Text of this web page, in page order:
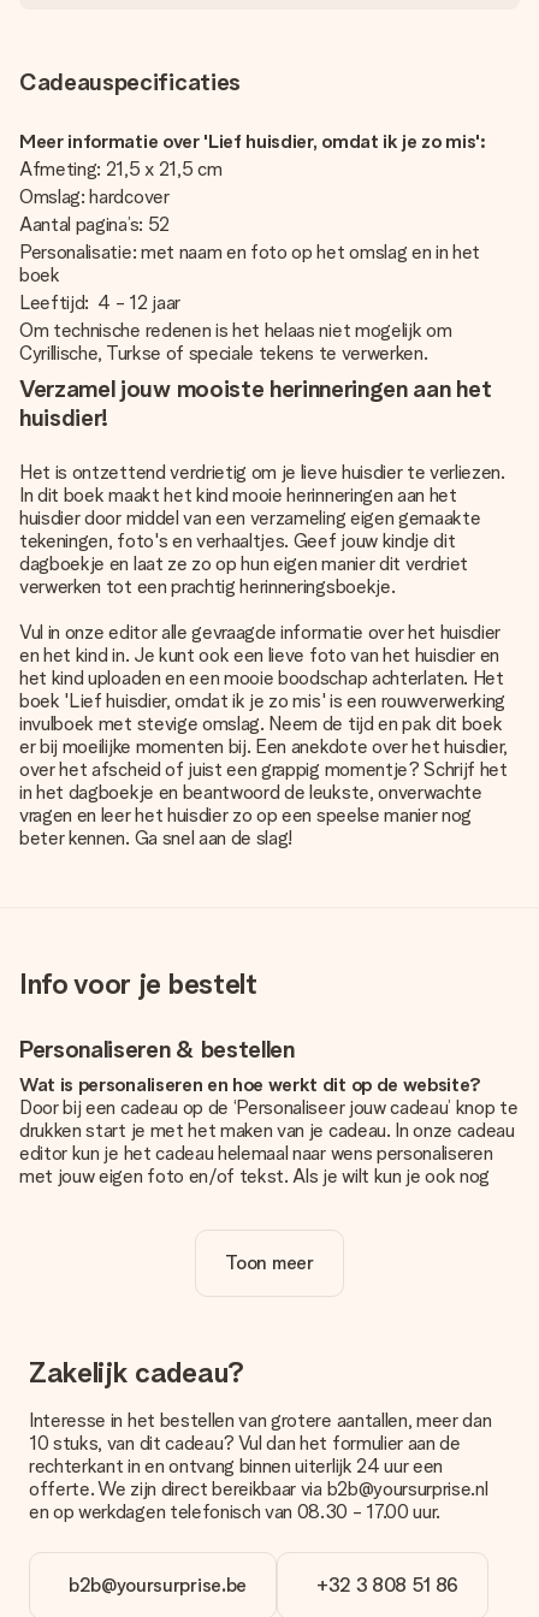
Cadeauspecificaties
Meer informatie over 'Lief huisdier, omdat ik je zo mis':
Afmeting: 21,5 x 21,5 cm
Omslag: hardcover
Aantal pagina’s: 52
Personalisatie: met naam en foto op het omslag en in het
boek
Leeftijd: 4 - 12 jaar
Om technische redenen is het helaas niet mogelijk om
Cyrillische, Turkse of speciale tekens te verwerken.
Verzamel jouw mooiste herinneringen aan het
huisdier!
Het is ontzettend verdrietig om je lieve huisdier te verliezen.
In dit boek maakt het kind mooie herinneringen aan het
huisdier door middel van een verzameling eigen gemaakte
tekeningen, foto's en verhaaltjes. Geef jouw kindje dit
dagboekje en laat ze zo op hun eigen manier dit verdriet
verwerken tot een prachtig herinneringsboekje.
Vul in onze editor alle gevraagde informatie over het huisdier
en het kind in. Je kunt ook een lieve foto van het huisdier en
het kind uploaden en een mooie boodschap achterlaten. Het
boek 'Lief huisdier, omdat ik je zo mis' is een rouwverwerking
invulboek met stevige omslag. Neem de tijd en pak dit boek
er bij moeilijke momenten bij. Een anekdote over het huisdier,
over het afscheid of juist een grappig momentje? Schrijf het
in het dagboekje en beantwoord de leukste, onverwachte
vragen en leer het huisdier zo op een speelse manier nog
beter kennen. Ga snel aan de slag!
Info voor je bestelt
Personaliseren & bestellen
Wat is personaliseren en hoe werkt dit op de website?
Door bij een cadeau op de ‘Personaliseer jouw cadeau’ knop te
drukken start je met het maken van je cadeau. In onze cadeau
editor kun je het cadeau helemaal naar wens personaliseren
met jouw eigen foto en/of tekst. Als je wilt kun je ook nog
Is personalisatie in de prijs inbegrepen?
De prijs die op de website wordt getoond is inclusief de
Hoe weet ik of mijn foto van de juiste kwaliteit is?
We willen er zeker van zijn dat je helemaal blij bent met je
te gebruiken. Als je niet zeker bent over de kwaliteit van je
foto, neem dan contact op met onze klantenservice en stuur
je foto mee met het cadeau dat je wilt bestellen. Zij kunnen
de kwaliteit dan voor je controleren!
Je kan gebruik maken van JPG en PNG bestanden om te
uploaden in onze editor. Is dit te technisch of heb je een
afbeelding van een ander bestandstype die je graag zou willen
Toon meer
Zakelijk cadeau?
Interesse in het bestellen van grotere aantallen, meer dan
10 stuks, van dit cadeau? Vul dan het formulier aan de
rechterkant in en ontvang binnen uiterlijk 24 uur een
offerte. We zijn direct bereikbaar via b2b@yoursurprise.nl
en op werkdagen telefonisch van 08.30 - 17.00 uur.
b2b@yoursurprise.be +32 3 808 51 86